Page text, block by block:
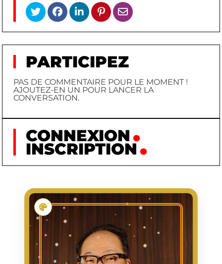
PARTICIPEZ
PAS DE COMMENTAIRE POUR LE MOMENT !
AJOUTEZ-EN UN POUR LANCER LA
CONVERSATION.
CONNEXION
INSCRIPTION
KONDO KŌJI
KONDŌ
KŌJI
1961/08/13
COMPOSITION DE LA